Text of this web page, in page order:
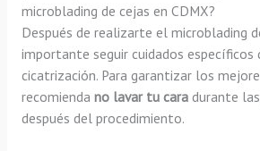
microblading de cejas en CDMX?
Después de realizarte el microblading
importante seguir cuidados
cicatrización. Para garantizar los
recomienda no lavar tu caradurante las
después del procedimiento.